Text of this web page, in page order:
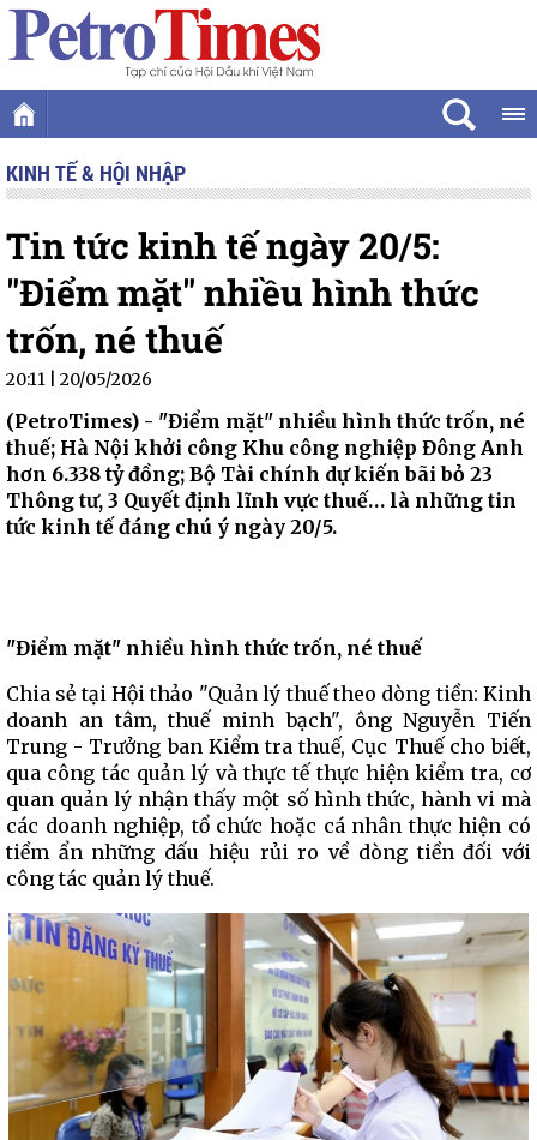
KINH TẾ & HỘI NHẬP
Tin tức kinh tế ngày 20/5:
"Điểm mặt" nhiều hình thức
trốn, né thuế
20:11 | 20/05/2026
(PetroTimes) - "Điểm mặt" nhiều hình thức trốn, né
thuế; Hà Nội khởi công Khu công nghiệp Đông Anh
hơn 6.338 tỷ đồng; Bộ Tài chính dự kiến bãi bỏ 23
Thông tư, 3 Quyết định lĩnh vực thuế… là những tin
tức kinh tế đáng chú ý ngày 20/5.
"Điểm mặt" nhiều hình thức trốn, né thuế
Chia sẻ tại Hội thảo "Quản lý thuế theo dòng tiền: Kinh
doanh an tâm, thuế minh bạch", ông Nguyễn Tiến
Trung - Trưởng ban Kiểm tra thuế, Cục Thuế cho biết,
qua công tác quản lý và thực tế thực hiện kiểm tra, cơ
quan quản lý nhận thấy một số hình thức, hành vi mà
các doanh nghiệp, tổ chức hoặc cá nhân thực hiện có
tiềm ẩn những dấu hiệu rủi ro về dòng tiền đối với
công tác quản lý thuế.